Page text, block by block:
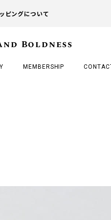
ピングについて
Boldness
MEMBERSHIP